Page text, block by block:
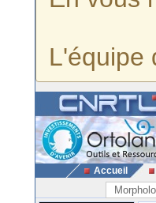
L'équipe
Accueil